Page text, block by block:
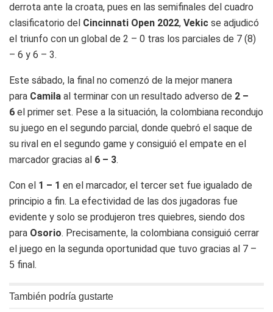
derrota ante la croata, pues en las semifinales del cuadro
clasificatorio del Cincinnati Open 2022, Vekic se adjudicó
el triunfo con un global de 2 – 0 tras los parciales de 7 (8)
– 6 y 6 – 3.
Este sábado, la final no comenzó de la mejor manera
para Camila al terminar con un resultado adverso de 2 –
6 el primer set. Pese a la situación, la colombiana recondujo
su juego en el segundo parcial, donde quebró el saque de
su rival en el segundo game y consiguió el empate en el
marcador gracias al 6 – 3.
Con el 1 – 1 en el marcador, el tercer set fue igualado de
principio a fin. La efectividad de las dos jugadoras fue
evidente y solo se produjeron tres quiebres, siendo dos
para Osorio. Precisamente, la colombiana consiguió cerrar
el juego en la segunda oportunidad que tuvo gracias al 7 –
5 final.
También podría gustarte